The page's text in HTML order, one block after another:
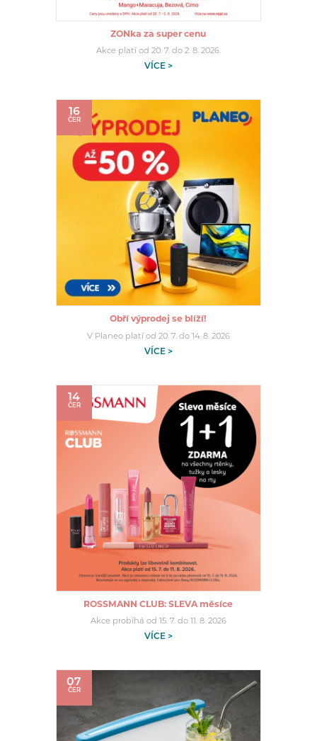
ZONka za super cenu
Akce platí od 20. 7. do 2. 8. 2026.
VÍCE >
16
ČER
Obří výprodej se blíží!
V Planeo platí od 20. 7. do 14. 8. 2026
VÍCE >
14
ČER
ROSSMANN CLUB: SLEVA měsíce
Akce probíhá od 15. 7. do 11. 8. 2026
VÍCE >
07
ČER